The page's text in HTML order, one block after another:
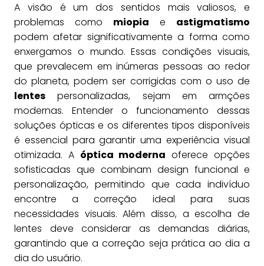
A visão é um dos sentidos mais valiosos, e
problemas como miopia e astigmatismo
podem afetar significativamente a forma como
enxergamos o mundo. Essas condições visuais,
que prevalecem em inúmeras pessoas ao redor
do planeta, podem ser corrigidas com o uso de
lentes personalizadas, sejam em armções
modernas. Entender o funcionamento dessas
soluções ópticas e os diferentes tipos disponíveis
é essencial para garantir uma experiência visual
otimizada. A óptica moderna oferece opções
sofisticadas que combinam design funcional e
personalização, permitindo que cada indivíduo
encontre a correção ideal para suas
necessidades visuais. Além disso, a escolha de
lentes deve considerar as demandas diárias,
garantindo que a correção seja prática ao dia a
dia do usuário.